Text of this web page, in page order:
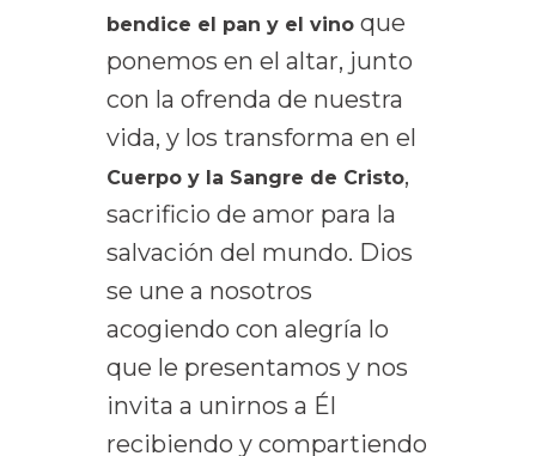
bendice el pan y el vino que
ponemos en el altar, junto
con la ofrenda de nuestra
vida, y los transforma en el
Cuerpo y la Sangre de Cristo,
sacrificio de amor para la
salvación del mundo. Dios
se une a nosotros
acogiendo con alegría lo
que le presentamos y nos
invita a unirnos a Él
recibiendo y compartiendo